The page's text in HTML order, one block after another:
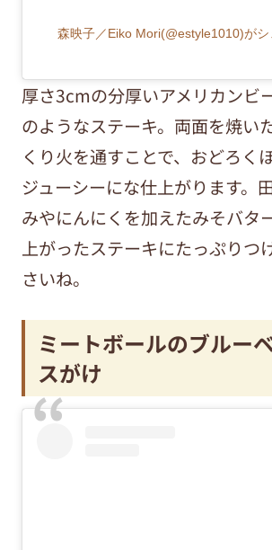
森映子／Eiko Mori(@estyle1010)が
厚さ3cmの分厚いアメリカンビ
のようなステーキ。両面を焼い
くり火を通すことで、おどろく
ジューシーにな仕上がります。
みやにんにくを加えたみそバタ
上がったステーキにたっぷりつ
さいね。
ミートボールのブルー
スがけ